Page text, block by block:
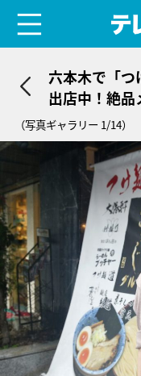
六本木で「つ
出店中！絶
（写真ギャラリー 1/14）